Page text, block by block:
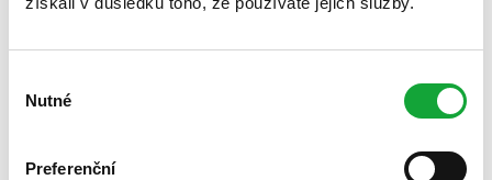
souhlasu
Nutné
Preferenční